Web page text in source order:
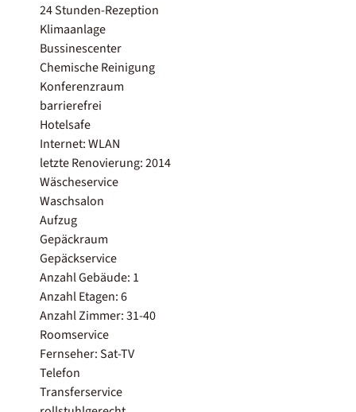
24 Stunden-Rezeption
Klimaanlage
Bussinescenter
Chemische Reinigung
Konferenzraum
barrierefrei
Hotelsafe
Internet: WLAN
letzte Renovierung: 2014
Wäscheservice
Waschsalon
Aufzug
Gepäckraum
Gepäckservice
Anzahl Gebäude: 1
Anzahl Etagen: 6
Anzahl Zimmer: 31-40
Roomservice
Fernseher: Sat-TV
Telefon
Transferservice